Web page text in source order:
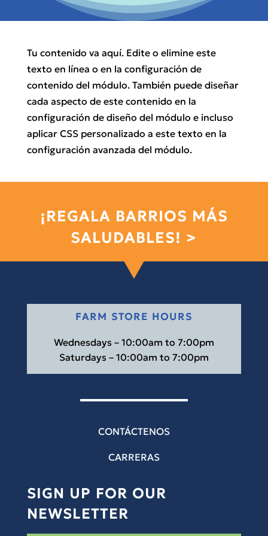
Tu contenido va aquí. Edite o elimine este
texto en línea o en la configuración de
contenido del módulo. También puede diseñar
cada aspecto de este contenido en la
configuración de diseño del módulo e incluso
aplicar CSS personalizado a este texto en la
configuración avanzada del módulo.
¡REGALA BARRIOS MÁS
SALUDABLES! >
FARM STORE HOURS
Wednesdays – 10:00am to 7:00pm
Saturdays – 10:00am to 7:00pm
CONTÁCTENOS
CARRERAS
SIGN UP FOR OUR
NEWSLETTER